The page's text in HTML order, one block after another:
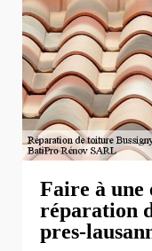
Faire à une
réparation
pres-